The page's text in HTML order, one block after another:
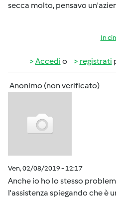
secca molto, pensavo
In
Accedi o registrati
Anonimo (non verificato)
Ven, 02/08/2019 - 12:17
Anche io ho lo stesso
l'assistenza spiegando che è